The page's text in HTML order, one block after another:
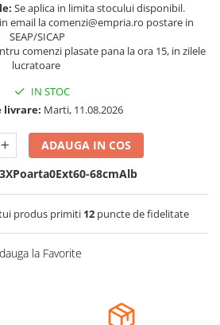
nascuti
Se aplica in limita stocului disponibil.
email la comenzi@empria.ro postare in
SEAP/SICAP
comenzi plasate pana la ora 15, in zilele
lucratoare
IN STOC
livrare: Marti, 11.08.2026
ADAUGA IN COS
3XPoarta0Ext60-68cmAlb
produs primiti 12puncte de fidelitate
la Favorite